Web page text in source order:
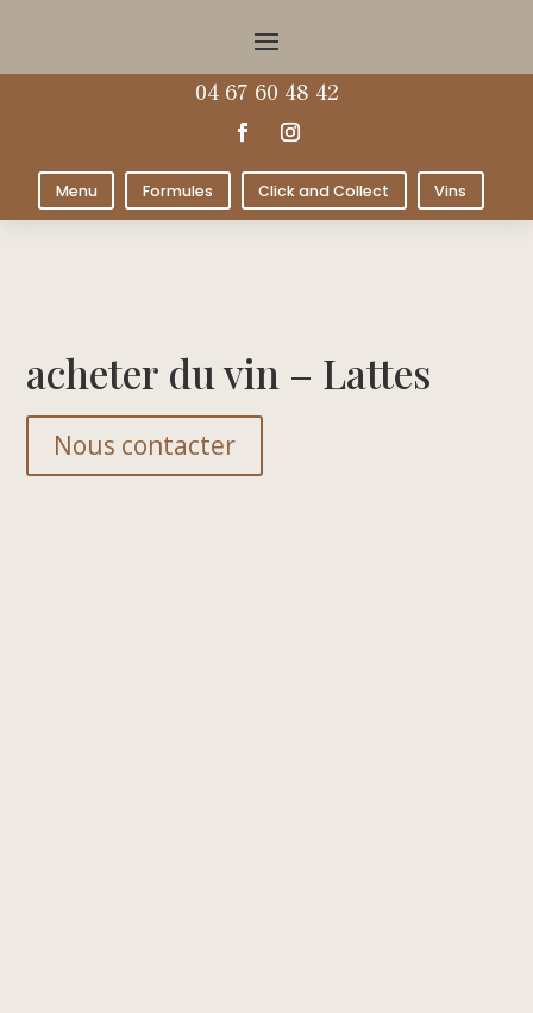
04 67 60 48 42
Menu Formules Click and Collect Vins
acheter du vin – Lattes
Nous contacter